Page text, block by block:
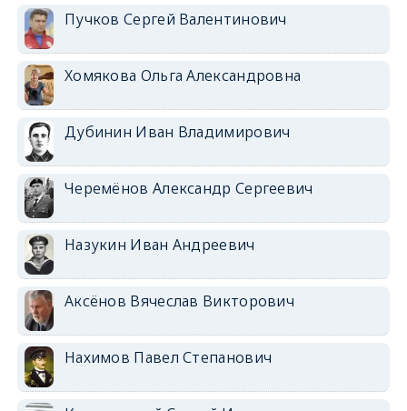
Пучков Сергей Валентинович
Хомякова Ольга Александровна
Дубинин Иван Владимирович
Черемёнов Александр Сергеевич
Назукин Иван Андреевич
Аксёнов Вячеслав Викторович
Нахимов Павел Степанович